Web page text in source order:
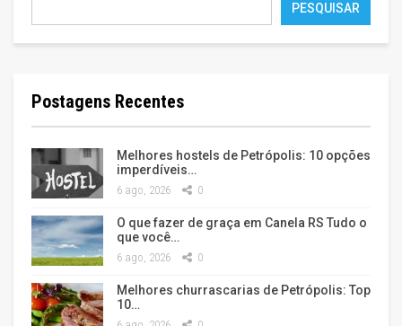
PESQUISAR
Postagens Recentes
Melhores hostels de Petrópolis: 10 opções
imperdíveis…
6 ago, 2026 0
O que fazer de graça em Canela RS Tudo o
que você…
6 ago, 2026 0
Melhores churrascarias de Petrópolis: Top
10…